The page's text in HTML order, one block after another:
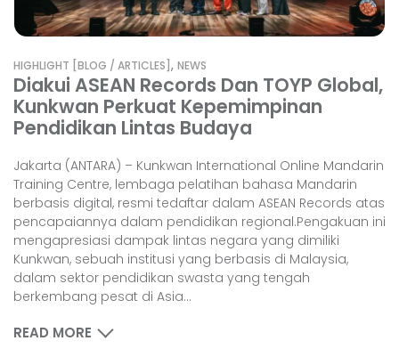
HIGHLIGHT [BLOG / ARTICLES] , NEWS
Diakui ASEAN Records Dan TOYP Global,
Kunkwan Perkuat Kepemimpinan
Pendidikan Lintas Budaya
Jakarta (ANTARA) – Kunkwan International Online Mandarin
Training Centre, lembaga pelatihan bahasa Mandarin
berbasis digital, resmi tedaftar dalam ASEAN Records atas
pencapaiannya dalam pendidikan regional.Pengakuan ini
mengapresiasi dampak lintas negara yang dimiliki
Kunkwan, sebuah institusi yang berbasis di Malaysia,
dalam sektor pendidikan swasta yang tengah
berkembang pesat di Asia...
READ MORE